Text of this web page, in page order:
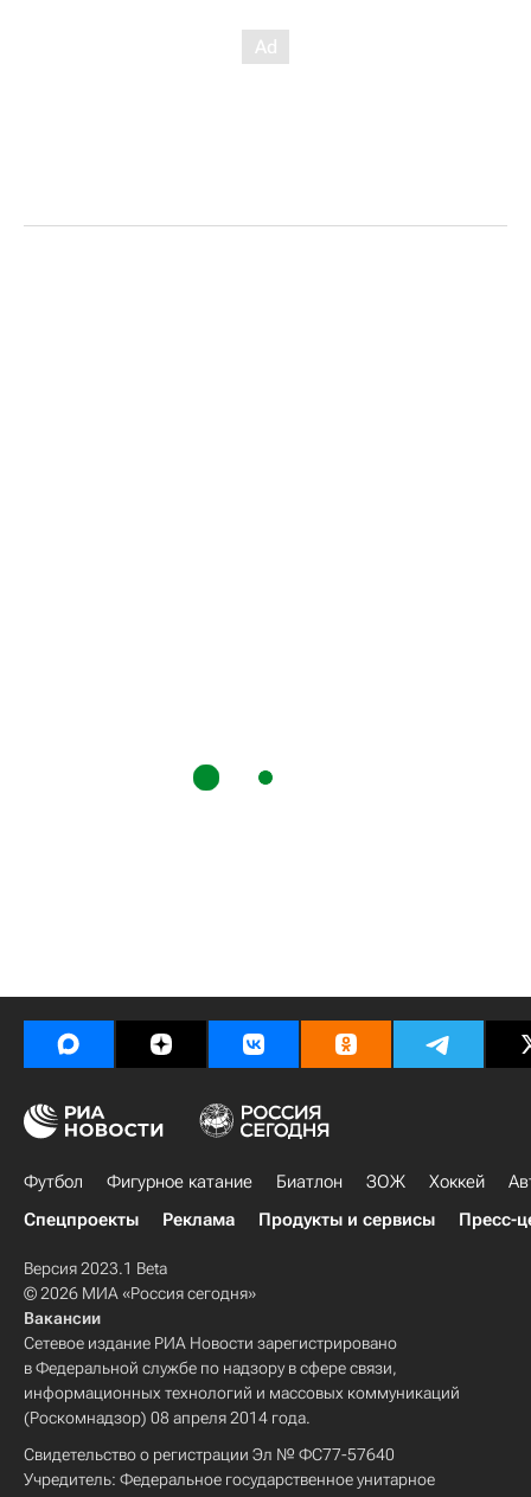
Футбол Фигурное катание Биатлон ЗОЖ Хоккей
Спецпроекты
Реклама Продукты и сервисы Пресс-
Версия 2023.1 Beta
© 2026 МИА «Россия сегодня»
Вакансии
Сетевое издание РИА Новости зарегистрировано
в Федеральной службе по надзору в сфере связи,
информационных технологий и массовых коммуникаций
(Роскомнадзор) 08 апреля 2014 года.
Свидетельство о регистрации Эл № ФС77-57640
Учредитель: Федеральное государственное унитарное